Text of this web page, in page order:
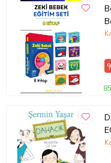
Baskı Tarihi Temmuz 2019
Çevirmen
Kenneth
Cilt Tipi
Ciltsiz
Kağıt Cinsi
2. Hamur
Sayfa Sayısı 64
Yayın Dili
İngilizce
Yazar
Kenneth
Ürün Kodu:kcm88813770